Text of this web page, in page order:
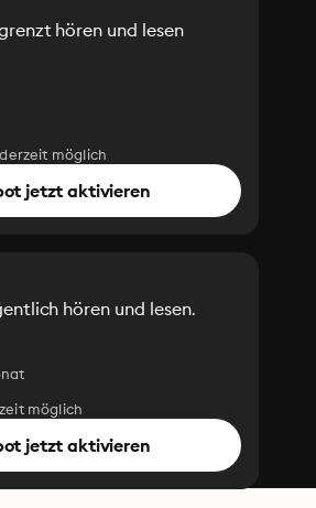
hören und lesen
möglich
jetzt aktivieren
hören und lesen.
möglich
jetzt aktivieren